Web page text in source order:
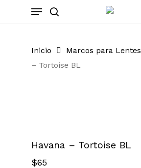
Menu
Inicio Marcos para Lentes
– Tortoise BL
Havana – Tortoise BL
$65